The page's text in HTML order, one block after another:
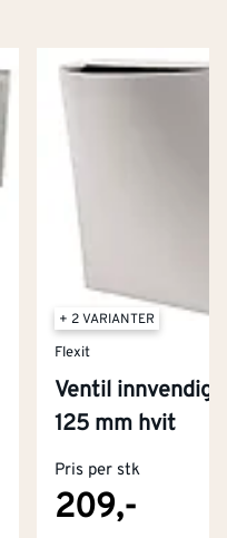
+ 2 VARIANTER
Flexit
Ventil innvendig
125 mm hvit
Pris per stk
209,-